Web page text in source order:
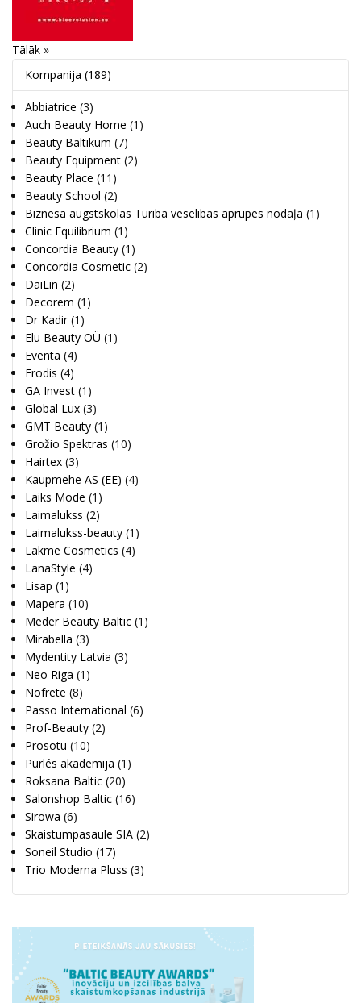
Tālāk »
Kompanija (189)
Abbiatrice (3)
Auch Beauty Home (1)
Beauty Baltikum (7)
Beauty Equipment (2)
Beauty Place (11)
Beauty School (2)
Biznesa augstskolas Turība veselības aprūpes nodaļa (1)
Clinic Equilibrium (1)
Concordia Beauty (1)
Concordia Cosmetic (2)
DaiLin (2)
Decorem (1)
Dr Kadir (1)
Elu Beauty OÜ (1)
Eventa (4)
Frodis (4)
GA Invest (1)
Global Lux (3)
GMT Beauty (1)
Grožio Spektras (10)
Hairtex (3)
Kaupmehe AS (EE) (4)
Laiks Mode (1)
Laimalukss (2)
Laimalukss-beauty (1)
Lakme Cosmetics (4)
LanaStyle (4)
Lisap (1)
Mapera (10)
Meder Beauty Baltic (1)
Mirabella (3)
Mydentity Latvia (3)
Neo Riga (1)
Nofrete (8)
Passo International (6)
Prof-Beauty (2)
Prosotu (10)
Purlés akadēmija (1)
Roksana Baltic (20)
Salonshop Baltic (16)
Sirowa (6)
Skaistumpasaule SIA (2)
Soneil Studio (17)
Trio Moderna Pluss (3)